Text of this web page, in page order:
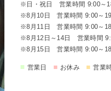
※日・祝日 営業時間 9:00～
※8月10日 営業時間 9:00～
※8月11日 営業時間 9:00～
※8月12日～14日 営業時間
※8月15日 営業時間 9:00～
■ 営業日 ■ お休み ■ 営業